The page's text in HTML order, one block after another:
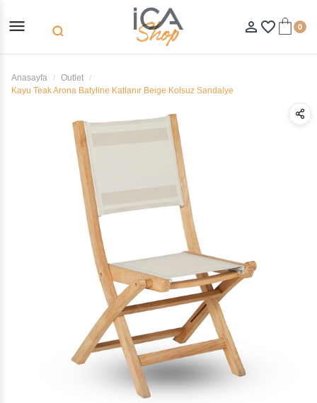
menu search person_outline favorite_border 0
Anasayfa
Outlet
Kayu Teak Arona Batyline Katlanır Beige Kolsuz Sandalye